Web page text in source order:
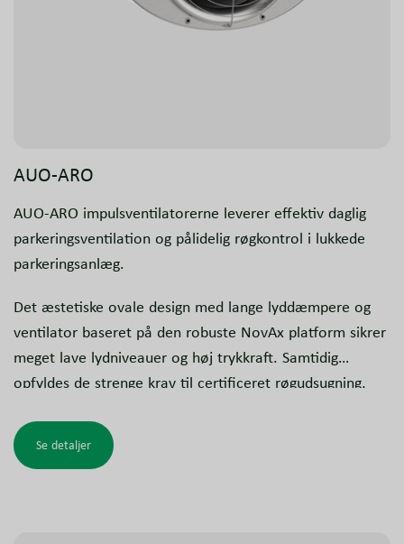
AUO-ARO
AUO-ARO impulsventilatorerne leverer effektiv daglig
parkeringsventilation og pålidelig røgkontrol i lukkede
parkeringsanlæg.
Det æstetiske ovale design med lange lyddæmpere og
ventilator baseret på den robuste NovAx platform sikrer
meget lave lydniveauer og høj trykkraft. Samtidig
opfyldes de strenge krav til certificeret røgudsugning,
Se detaljer